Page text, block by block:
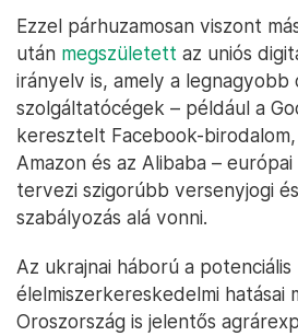
Ezzel párhuzamosan viszont
után megszületett az uniós
irányelv is, amely a legnagyobb
szolgáltatócégek – például a
keresztelt Facebook-
Amazon és az Alibaba –
tervezi szigorúbb versenyjogi
szabályozás alá vonni.
Az ukrajnai háború a potenciális
élelmiszerkereskedelmi hatásai
Oroszország is jelentős